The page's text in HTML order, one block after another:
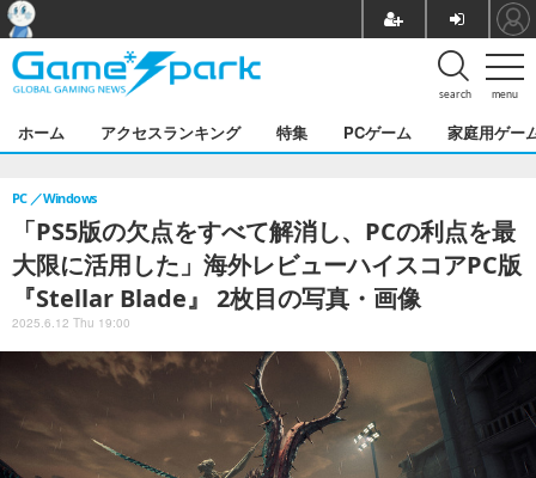
menu
search
ホーム アクセスランキング 特集 PCゲーム 家庭用ゲー
「PS5版の欠点をすべて解消し、PCの利点を最
大限に活用した」海外レビューハイスコアPC版
『Stellar Blade』 2枚目の写真・画像
PC Windows
2025.6.12 Thu 19:00